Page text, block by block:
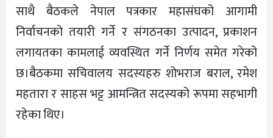
साथै बैठकले नेपाल पत्रकार महासंघको आगामी
निर्वाचनको तयारी गर्ने र संगठनका उत्पादन, प्रकाशन
लगायतका कामलाई व्यवस्थित गर्ने निर्णय समेत गरेको
छ।बैठकमा सचिवालय सदस्यहरु शोभराज बराल, रमेश
महतारा र साहस भट्ट आमन्त्रित सदस्यको रूपमा सहभागी
रहेका थिए।